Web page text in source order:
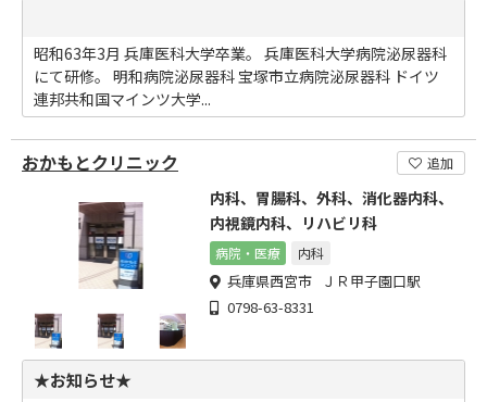
昭和63年3月 兵庫医科大学卒業。 兵庫医科大学病院泌尿器科
にて研修。 明和病院泌尿器科 宝塚市立病院泌尿器科 ドイツ
連邦共和国マインツ大学...
おかもとクリニック 追加
内科、胃腸科、外科、消化器内科、
内視鏡内科、リハビリ科
病院・医療 内科
兵庫県西宮市 ＪＲ甲子園口駅
0798-63-8331
★お知らせ★